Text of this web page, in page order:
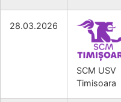
28.03.2026
SCM USV
Timisoara